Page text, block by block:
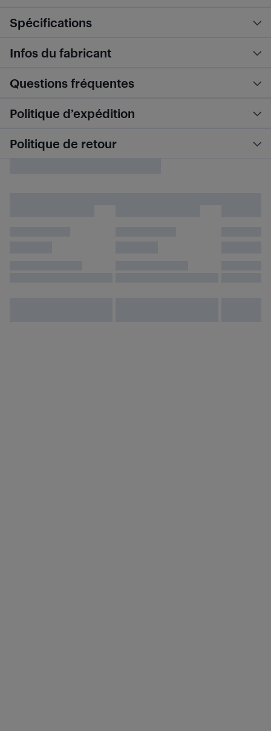
Spécifications
Infos du fabricant
Questions fréquentes
Politique d’expédition
Politique de retour